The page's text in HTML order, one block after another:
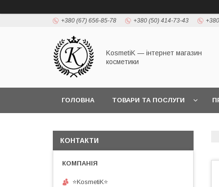
+380 (67) 656-85-78 +380 (50) 414-73-43
KosmetiK — інтернет магазин
косметики
ГОЛОВНА ТОВАРИ ТА ПОСЛУГИ
КОНТАКТИ
⭐KosmetiK⭐